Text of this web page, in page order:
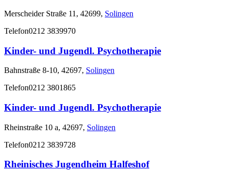
Merscheider Straße 11, 42699, Solingen
Telefon0212 3839970
Kinder- und Jugendl. Psychotherapie
Bahnstraße 8-10, 42697, Solingen
Telefon0212 3801865
Kinder- und Jugendl. Psychotherapie
Rheinstraße 10 a, 42697, Solingen
Telefon0212 3839728
Rheinisches Jugendheim Halfeshof